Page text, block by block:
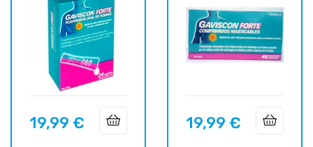
Prix
19,99 € Prix
19,99 €